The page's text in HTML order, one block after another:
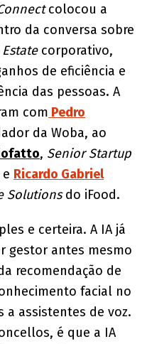
colocou a
da conversa sobre
Estate corporativo,
de eficiência e
das pessoas. A
com Pedro
da Woba, ao
, Senior Startup
Ricardo Gabriel
Solutionsdo iFood.
e certeira. A IA já
gestor antes mesmo
recomendação de
facial no
a assistentes de voz.
é que a IA